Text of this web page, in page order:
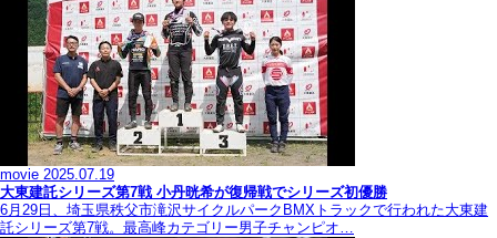
movie 2025.07.19
大東建託シリーズ第7戦 ⼩丹晄希が復帰戦でシリーズ初優勝
6月29日、埼玉県秩父市滝沢サイクルパークBMXトラックで行われた大東建
託シリーズ第7戦。最高峰カテゴリー男子チャンピオ…